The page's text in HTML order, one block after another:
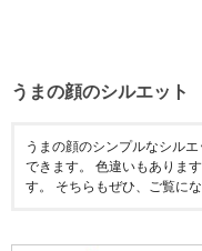
うまの顔のシルエット
うまの顔のシンプルなシル
できます。 色違いもありま
す。 そちらもぜひ、ご覧にな